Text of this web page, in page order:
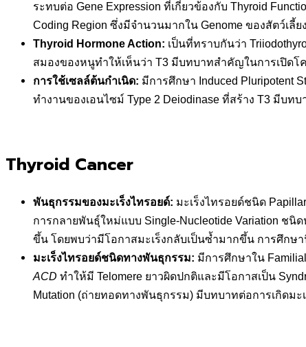
ระทบต่อ Gene Expression ที่เกี่ยวข้องกับ Thyroid
Coding Region ซึ่งมีจำนวนมากใน Genome ของสัตว์เลี้
Thyroid Hormone Action: เป็นที่ทราบกันว่า
สมองของหนูทำให้เห็นว่า T3 มีบทบาทสำคัญในการเปิดโ
การใช้เซลล์ต้นกำเนิด: มีการศึกษา Induced Pluripotent
ทำงานของเอนไซม์ Type 2 Deiodinase ที่สร้าง T3 มีบท
Thyroid Cancer
พันธุกรรมของมะเร็งไทรอยด์: มะเร็งไทรอยด์ชนิด
การกลายพันธุ์ใหม่แบบ Single-Nucleotide Variation ชนิ
ขึ้น โดยพบว่ามีโอกาสมะเร็งกลับเป็นซ้ำมากขึ้น การศึกษ
มะเร็งไทรอยด์ชนิดทางพันธุกรรม: มีการศึกษาใน
ACD ทำให้มี Telomere ยาวผิดปกติและมีโอกาสเป็น
Mutation (ถ่ายทอดทางพันธุกรรม) มีบทบาทต่อการเกิดมะ